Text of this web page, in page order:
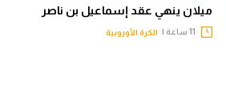
ميلان ينهي عقد إسماعيل بن ناصر
الكرة الأوروبية